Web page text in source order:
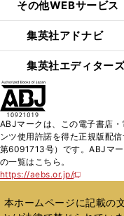
その他WEBサービス
集英社アドナビ
集英社エディター
ABJマークは、この電子書店
ンツ使用許諾を得た正規版配
第6091713号）です。ABJマ
の一覧はこちら。
https://aebs.or.jp/
新
い
ウ
本ホームページに記載の